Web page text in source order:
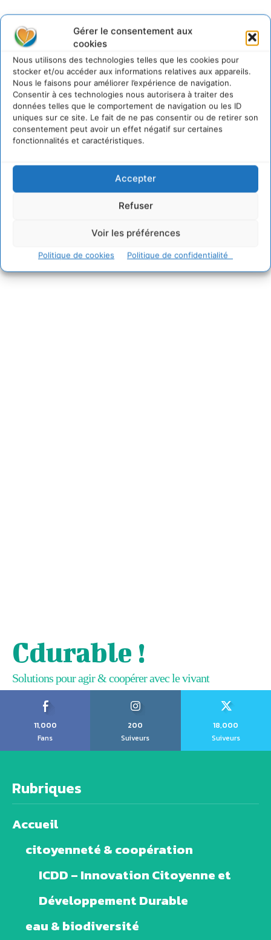
Gérer le consentement aux
cookies
Nous utilisons des technologies telles que les cookies pour
stocker et/ou accéder aux informations relatives aux appareils.
Nous le faisons pour améliorer l’expérience de navigation.
Consentir à ces technologies nous autorisera à traiter des
données telles que le comportement de navigation ou les ID
uniques sur ce site. Le fait de ne pas consentir ou de retirer son
consentement peut avoir un effet négatif sur certaines
fonctionnalités et caractéristiques.
Accepter
Refuser
Voir les préférences
Politique de cookies Politique de confidentialité
@cdurableinfo
273Suiveurs
Cdurable !
Solutions pour agir & coopérer avec le vivant
11,000
Fans
200
Suiveurs
18,000
Suiveurs
Rubriques
Accueil
citoyenneté & coopération
ICDD – Innovation Citoyenne et
Développement Durable
eau & biodiversité